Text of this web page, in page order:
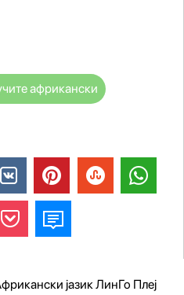
африкански
јазик ЛинГо Плеј